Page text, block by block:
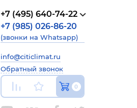
+7 (495) 640-74-22
+7 (985) 026-86-20
(звонки на Whatsapp)
info@citiclimat.ru
Обратный звонок
0